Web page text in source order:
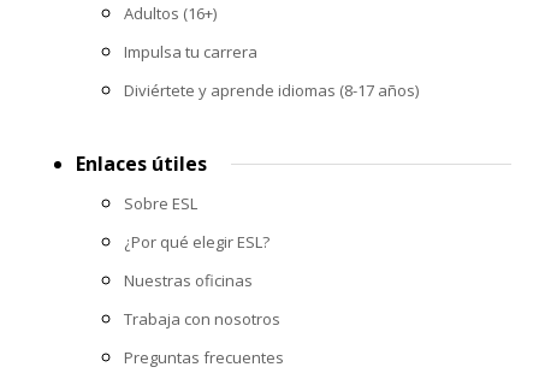
Adultos (16+)
Impulsa tu carrera
Diviértete y aprende idiomas (8-17 años)
Enlaces útiles
Sobre ESL
¿Por qué elegir ESL?
Nuestras oficinas
Trabaja con nosotros
Preguntas frecuentes